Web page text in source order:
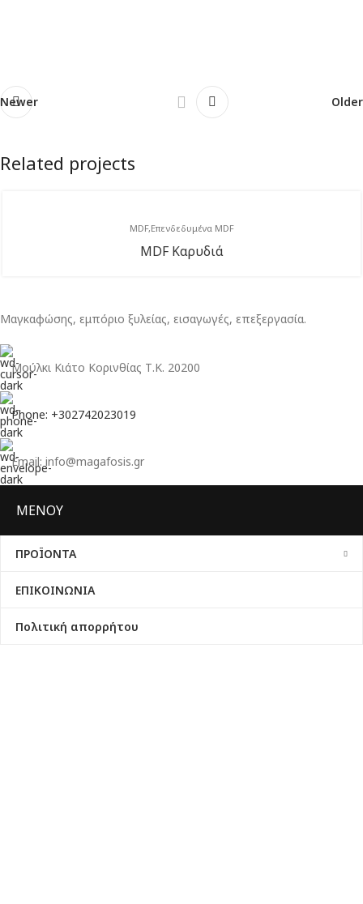
Newer Older
Related projects
MDF Επενδεδυμένα MDF
MDF Καρυδιά
Μαγκαφώσης, εμπόριο ξυλείας, εισαγωγές, επεξεργασία.
Μούλκι Κιάτο Κορινθίας Τ.Κ. 20200
Phone: +302742023019
Email: info@magafosis.gr
ΜΕΝΟΥ
ΠΡΟΪΟΝΤΑ
ΕΠΙΚΟΙΝΩΝΙΑ
Πολιτική απορρήτου